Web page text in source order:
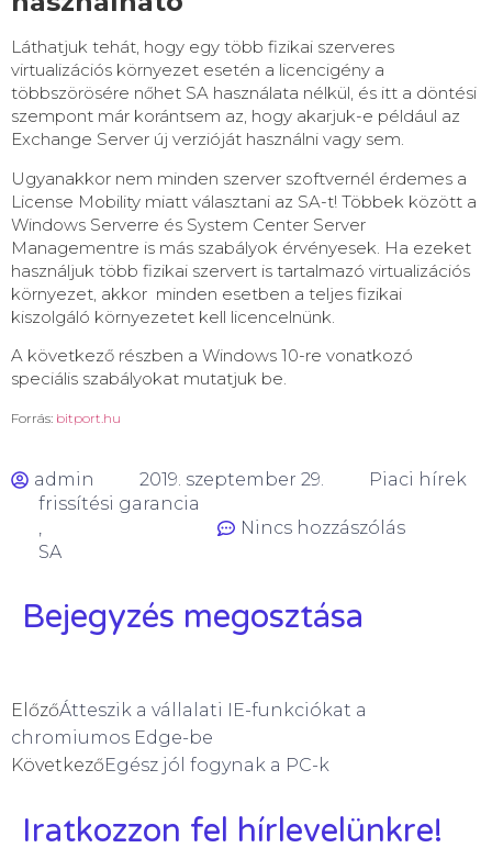
Láthatjuk tehát, hogy egy több fizikai szerveres
virtualizációs környezet esetén a licencigény a
többszörösére nőhet SA használata nélkül, és itt a döntési
szempont már korántsem az, hogy akarjuk-e például az
Exchange Server új verzióját használni vagy sem.
Ugyanakkor nem minden szerver szoftvernél érdemes a
License Mobility miatt választani az SA-t! Többek között a
Windows Serverre és System Center Server
Managementre is más szabályok érvényesek. Ha ezeket
használjuk több fizikai szervert is tartalmazó virtualizációs
környezet, akkor minden esetben a teljes fizikai
kiszolgáló környezetet kell licencelnünk.
A következő részben a Windows 10-re vonatkozó
speciális szabályokat mutatjuk be.
Forrás: bitport.hu
admin 2019. szeptember 29.
Piaci hírek
frissítési garancia
,
SA
Nincs hozzászólás
Bejegyzés megosztása
ElőzőÁtteszik a vállalati IE-funkciókat a
chromiumos Edge-be
KövetkezőEgész jól fogynak a PC-k
Iratkozzon fel hírlevelünkre!